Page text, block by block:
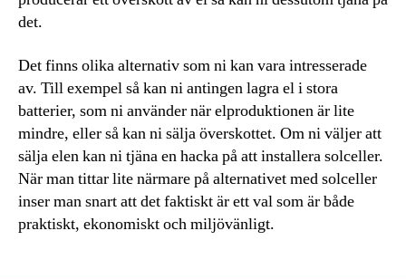
det.
Det finns olika alternativ som ni kan vara intresserade
av. Till exempel så kan ni antingen lagra el i stora
batterier, som ni använder när elproduktionen är lite
mindre, eller så kan ni sälja överskottet. Om ni väljer att
sälja elen kan ni tjäna en hacka på att installera solceller.
När man tittar lite närmare på alternativet med solceller
inser man snart att det faktiskt är ett val som är både
praktiskt, ekonomiskt och miljövänligt.